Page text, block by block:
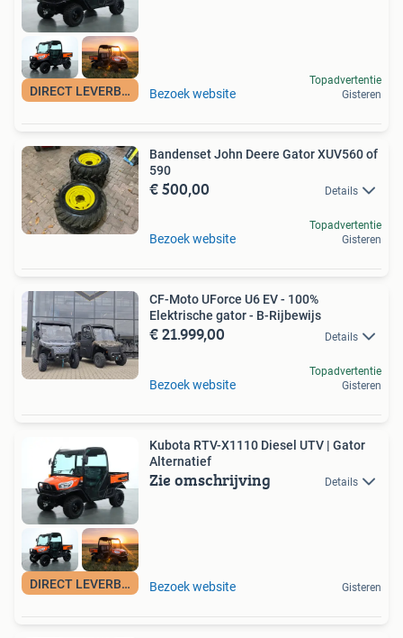
DIRECT LEVERBAAR! Bezoek website
Topadvertentie
Gisteren
Bandenset John Deere Gator XUV560 of
590
€ 500,00 Details
Bezoek website
Topadvertentie
Gisteren
CF-Moto UForce U6 EV - 100%
Elektrische gator - B-Rijbewijs
€ 21.999,00 Details
Bezoek website
Topadvertentie
Gisteren
DIRECT LEVERBAAR!
Kubota RTV-X1110 Diesel UTV | Gator
Alternatief
Zie omschrijving Details
Bezoek website Gisteren